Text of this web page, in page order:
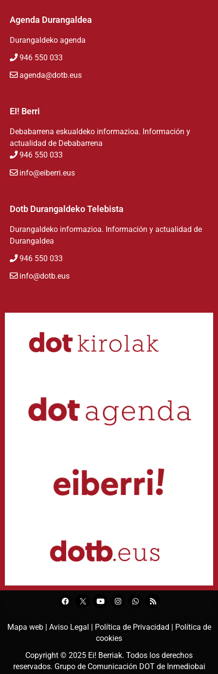
Agenda Durangaldea
Durangaldeko agenda
946 550 033
agenda@dotb.eus
EI! Berri
Debabarrena eskualdeko informazioa. Información y
actualidad de Debabarrena
946 550 033
info@eiberri.eus
Dotb Durangaldeko Telebista
Durangaldeko informazioa. Información y actualidad de
Durangaldea
946 550 033
info@dotb.eus
Mapa web | Aviso Legal | Política de Privacidad |
Política de
cookies
Copyright © 2025 Ei! Berriak. Todos los derechos
reservados. Grupo de Comunicación DOT de Inmediobai